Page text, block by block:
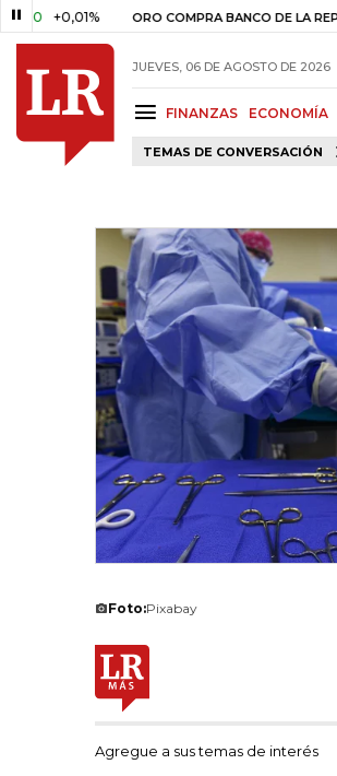
ORO COMPRA BANCO DE LA REPÚBLICA
JUEVES, 06 DE AGOSTO DE 2026
FINANZAS ECONOMÍA
TEMAS DE CONVERSACIÓN
Foto:Pixabay
Agregue a sus temas de interés